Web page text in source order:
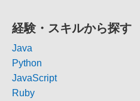
経験・スキルから探す
Java
Python
JavaScript
Ruby